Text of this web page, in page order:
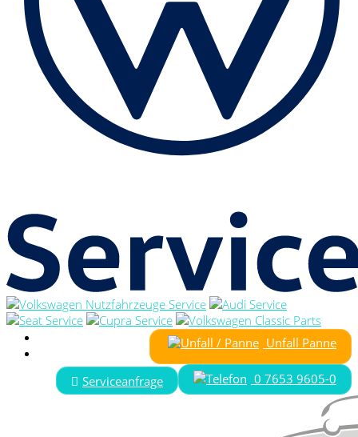
Unfall Panne
0 7653 9605-0
Serviceanfrage